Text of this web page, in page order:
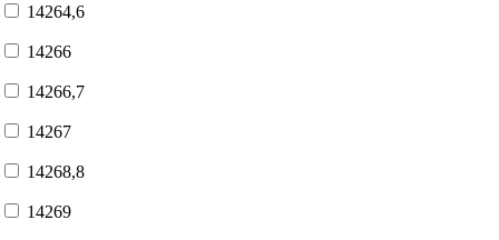
14264,6
14266
14266,7
14267
14268,8
14269